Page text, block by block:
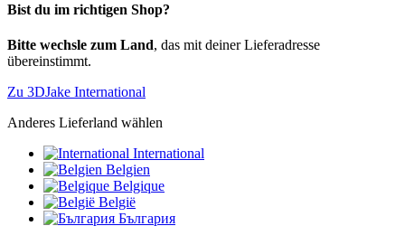
Bist du im richtigen Shop?
Bitte wechsle zum Land, das mit deiner Lieferadresse
übereinstimmt.
Zu 3DJake International
Anderes Lieferland wählen
International
Belgien
Belgique
België
България